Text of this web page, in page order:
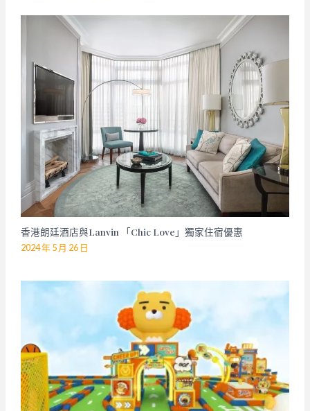
香港朗廷酒店與Lanvin 「Chic Love」獨家住宿優惠
2024 年 5 月 26 日